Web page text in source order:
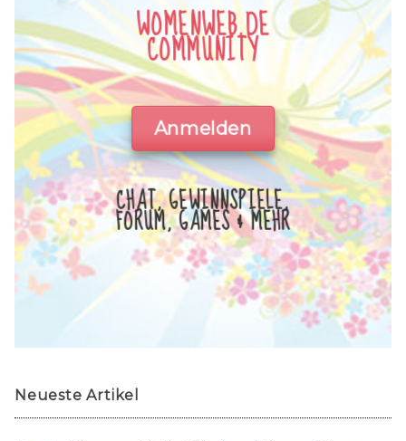
WOMENWEB.DE
COMMUNITY
Anmelden
CHAT, GEWINNSPIELE,
FORUM, GAMES & MEHR
Neueste Artikel